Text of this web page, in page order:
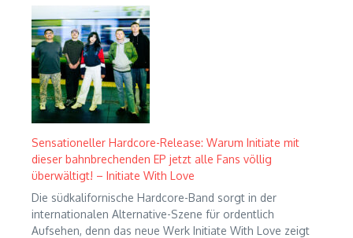
Sensationeller Hardcore-Release: Warum Initiate mit
dieser bahnbrechenden EP jetzt alle Fans völlig
überwältigt! – Initiate With Love
Die südkalifornische Hardcore-Band sorgt in der
internationalen Alternative-Szene für ordentlich
Aufsehen, denn das neue Werk Initiate With Love zeigt